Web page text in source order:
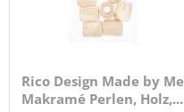
Rico Design Made by Me
Makramé Perlen, Holz,...